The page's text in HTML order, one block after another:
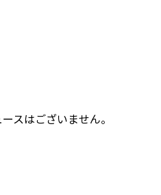
スはございません。